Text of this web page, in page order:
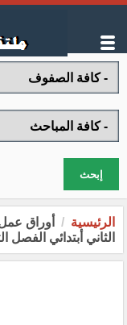
إبحث
الرئيسية
أوراق
الثاني أبتدائي الفصل